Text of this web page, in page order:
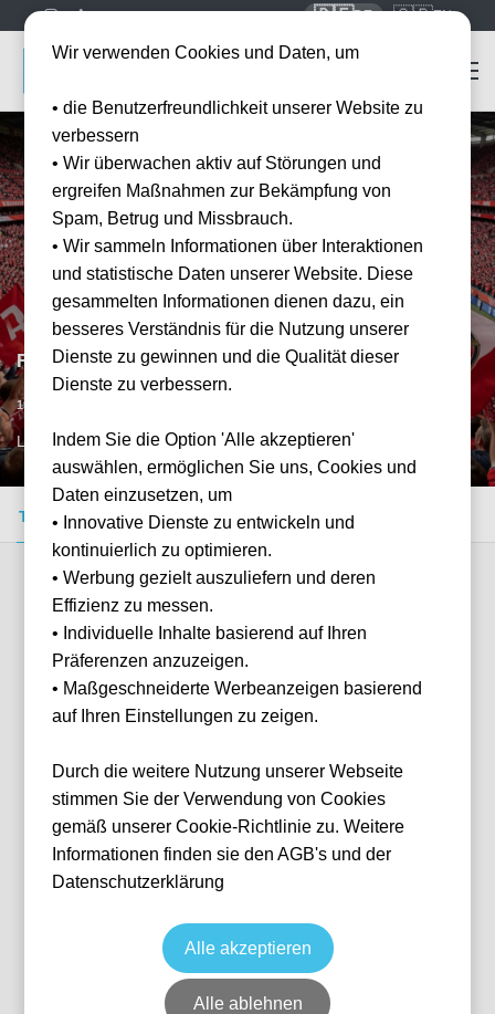
🇩🇪DE 🇬🇧EN
FC Arsenal vs Manchester United
19.12.2026
LON, GB
Tickets kaufen Event-Info FAQ
Verfügbare Kategorien (2)
Cannon Club Package
15:00
6 verfügbar
Vereinigtes Königreich
Emirates Stadium
1.323,00
Wir verwenden Cookies und Daten, um
• die Benutzerfreundlichkeit unserer Website zu
verbessern
• Wir überwachen aktiv auf Störungen und
ergreifen Maßnahmen zur Bekämpfung von
Spam, Betrug und Missbrauch.
• Wir sammeln Informationen über Interaktionen
und statistische Daten unserer Website. Diese
gesammelten Informationen dienen dazu, ein
besseres Verständnis für die Nutzung unserer
Dienste zu gewinnen und die Qualität dieser
Dienste zu verbessern.
Indem Sie die Option 'Alle akzeptieren'
auswählen, ermöglichen Sie uns, Cookies und
Daten einzusetzen, um
• Innovative Dienste zu entwickeln und
kontinuierlich zu optimieren.
• Werbung gezielt auszuliefern und deren
Effizienz zu messen.
• Individuelle Inhalte basierend auf Ihren
Präferenzen anzuzeigen.
• Maßgeschneiderte Werbeanzeigen basierend
auf Ihren Einstellungen zu zeigen.
Durch die weitere Nutzung unserer Webseite
stimmen Sie der Verwendung von Cookies
gemäß unserer Cookie-Richtlinie zu. Weitere
Informationen finden sie den AGB's und der
Datenschutzerklärung
Alle akzeptieren
Alle ablehnen